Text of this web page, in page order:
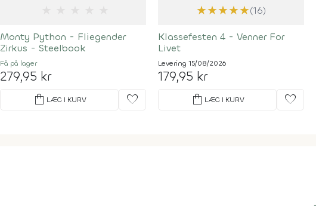
Monty Python - Fliegender
Zirkus - Steelbook
Få på lager
279,95 kr
shopping_bag LÆG I KURV favorite
★★★★★(16)
Klassefesten 4 - Venner For
Livet
Levering 15/08/2026
179,95 kr
shopping_bag LÆG I KURV favorite